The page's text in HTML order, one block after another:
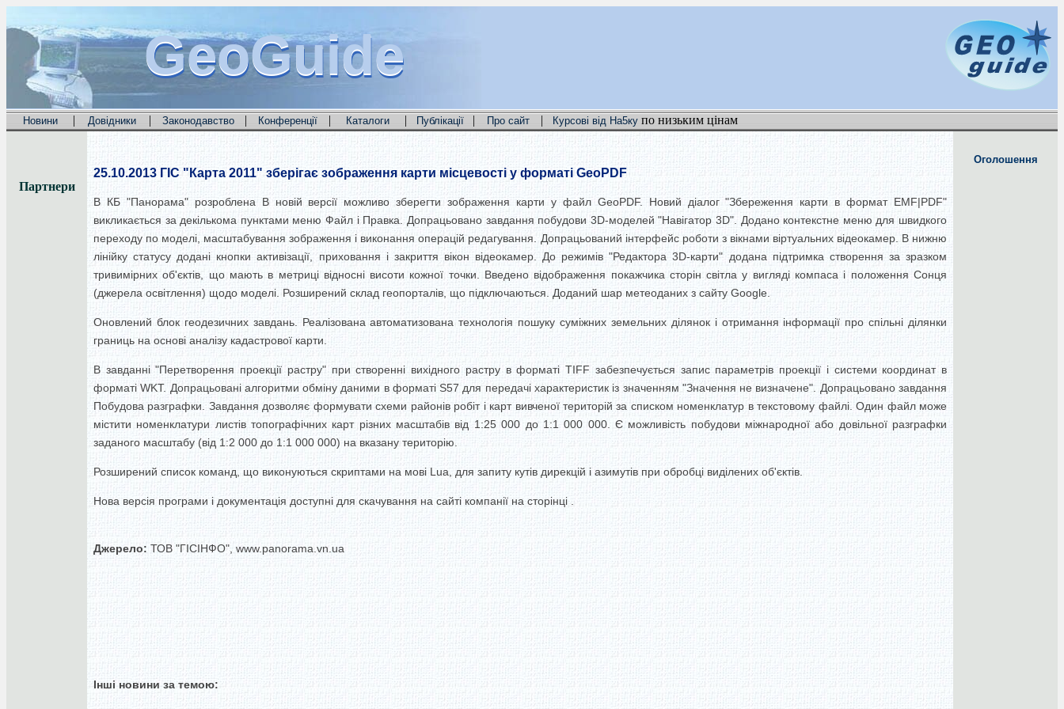
GeoGuide
GeoGuide
GeoGuide
Новини | Довідники | Законодавство | Конференції | Каталоги | Публікації | Про сайт | Курсові від На5ку по низьким цінам
Партнери
25.10.2013 ГІС "Карта 2011" зберігає зображення карти місцевості у форматі GeoPDF
В КБ "Панорама" розроблена В новій версії можливо зберегти зображення карти у файл GeoPDF. Новий діалог "Збереження карти в формат EMF|PDF"
викликається за декількома пунктами меню Файл і Правка. Допрацьовано завдання побудови 3D-моделей "Навігатор 3D". Додано контекстне меню для швидкого
переходу по моделі, масштабування зображення і виконання операцій редагування. Допрацьований інтерфейс роботи з вікнами віртуальних відеокамер. В нижню
лінійку статусу додані кнопки активізації, приховання і закриття вікон відеокамер. До режимів "Редактора 3D-карти" додана підтримка створення за зразком
тривимірних об'єктів, що мають в метриці відносні висоти кожної точки. Введено відображення покажчика сторін світла у вигляді компаса і положення Сонця
(джерела освітлення) щодо моделі. Розширений склад геопорталів, що підключаються. Доданий шар метеоданих з сайту Google.
Оновлений блок геодезичних завдань. Реалізована автоматизована технологія пошуку суміжних земельних ділянок і отримання інформації про спільні ділянки
границь на основі аналізу кадастрової карти.
В завданні "Перетворення проекції растру" при створенні вихідного растру в форматі TIFF забезпечується запис параметрів проекції і системи координат в
форматі WKT. Допрацьовані алгоритми обміну даними в форматі S57 для передачі характеристик із значенням "Значення не визначене". Допрацьовано завдання
Побудова разграфки. Завдання дозволяє формувати схеми районів робіт і карт вивченої територій за списком номенклатур в текстовому файлі. Один файл може
містити номенклатури листів топографічних карт різних масштабів від 1:25 000 до 1:1 000 000. Є можливість побудови міжнародної або довільної разграфки
заданого масштабу (від 1:2 000 до 1:1 000 000) на вказану територію.
Розширений список команд, що виконуються скриптами на мові Lua, для запиту кутів дирекцій і азимутів при обробці виділених об'єктів.
Нова версія програми і документація доступні для скачування на сайті компанії на сторінці .
Джерело: ТОВ "ГІСІНФО", www.panorama.vn.ua
Інші новини за темою:
Оголошення